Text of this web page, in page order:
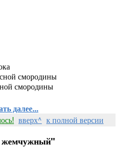
смородины
смородины
далее...
вверх^ к полной версии
жемчужный"